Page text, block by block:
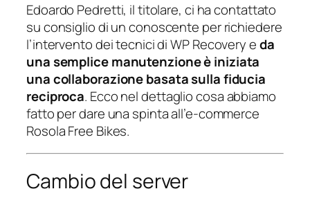
Edoardo Pedretti, il titolare, ci ha contattato
su consiglio di un conoscente per richiedere
l’intervento dei tecnici di WP Recovery eda
una semplice manutenzione è iniziata
una collaborazione basata sulla fiducia
reciproca. Ecco nel dettaglio cosa abbiamo
fatto per dare una spinta all’e-commerce
Rosola Free Bikes.
Cambio del server